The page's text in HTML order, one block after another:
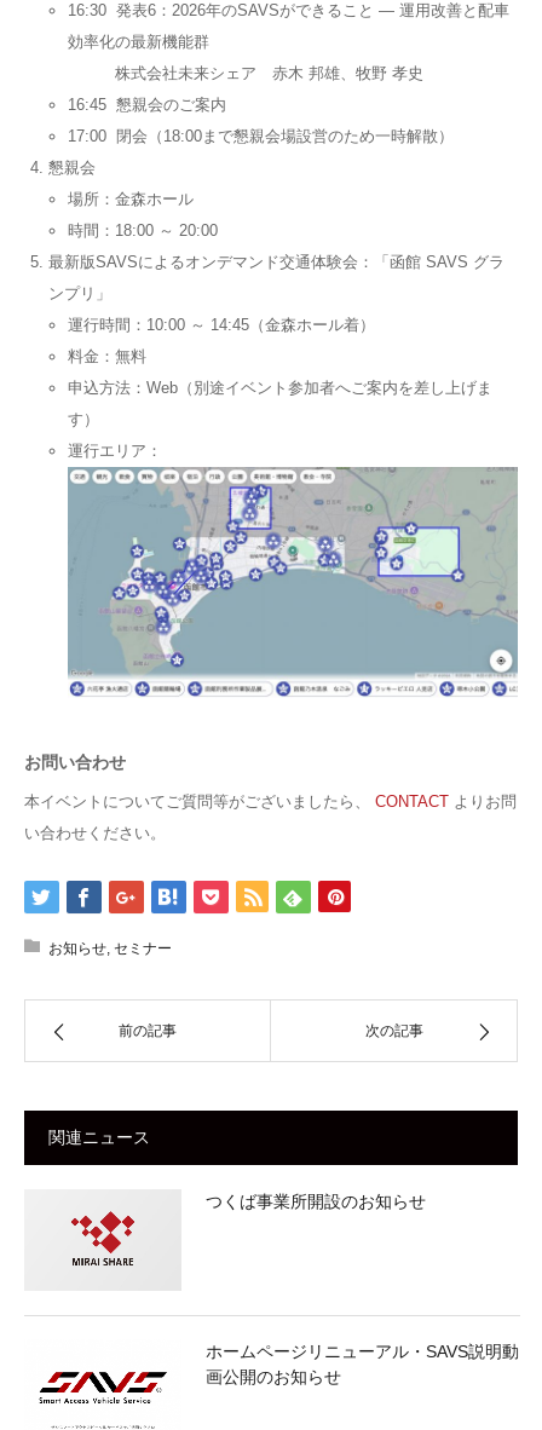
16:30 発表6：2026年のSAVSができること ― 運⽤改善と配⾞
効率化の最新機能群
株式会社未来シェア 赤木 邦雄、牧野 孝史
16:45 懇親会のご案内
17:00 閉会（18:00まで懇親会場設営のため一時解散）
懇親会
場所：金森ホール
時間：18:00 ～ 20:00
最新版SAVSによるオンデマンド交通体験会：「函館 SAVS グラ
ンプリ」
運行時間：10:00 ～ 14:45（金森ホール着）
料金：無料
申込方法：Web（別途イベント参加者へご案内を差し上げま
す）
運行エリア：
お問い合わせ
本イベントについてご質問等がございましたら、 CONTACT よりお問
い合わせください。
お知らせ セミナー
前の記事 次の記事
関連ニュース
つくば事業所開設のお知らせ
ホームページリニューアル・SAVS説明動
画公開のお知らせ